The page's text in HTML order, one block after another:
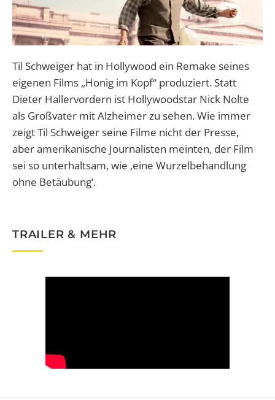
Til Schweiger hat in Hollywood ein Remake seines
eigenen Films „Honig im Kopf“ produziert. Statt
Dieter Hallervordern ist Hollywoodstar Nick Nolte
als Großvater mit Alzheimer zu sehen. Wie immer
zeigt Til Schweiger seine Filme nicht der Presse,
aber amerikanische Journalisten meinten, der Film
sei so unterhaltsam, wie ‚eine Wurzelbehandlung
ohne Betäubung‘.
TRAILER & MEHR